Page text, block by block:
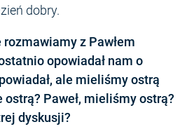
dobry.
z Pawłem
opowiadał nam o
ale mieliśmy ostrą
Paweł, mieliśmy ostrą?
dyskusji?